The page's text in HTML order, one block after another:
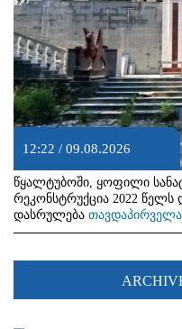
12:22 / 09.08.2026
წყალტუბოში, ყოფილი
რეკონსტრუქცია 2022 წელს
დასრულება